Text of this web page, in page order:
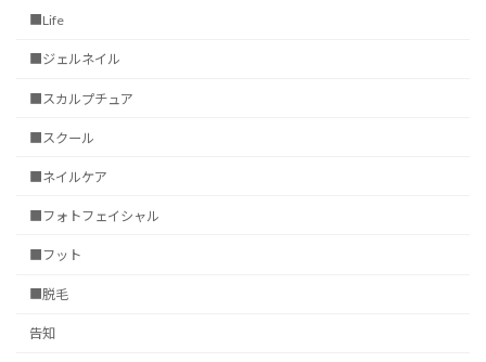
■Life
■ジェルネイル
■スカルプチュア
■スクール
■ネイルケア
■フォトフェイシャル
■フット
■脱毛
告知